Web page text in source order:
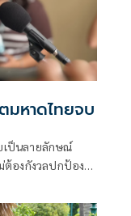
มหาดไทยจบ
เป็นลายลักษณ์
องกังวลปกป้อง